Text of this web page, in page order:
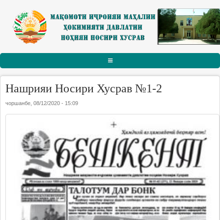
Skip to main content
АСОСӢ
РАИСИ НОҲИЯ
Паёму табрикот
Суханрониҳо
Боздидҳо
Мулоқотҳо
МАҚОМОТИ ИҶРОИЯ
Нашрияи Носири Хусрав №1-2
чоршанбе, 08/12/2020 - 15:09